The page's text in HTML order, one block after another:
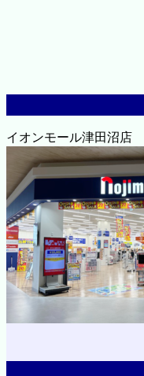
イオンモール津田沼店